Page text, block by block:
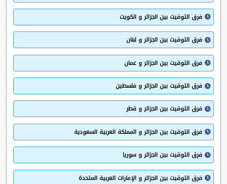
فرق التوقيت بين الجزائر و الكويت
فرق التوقيت بين الجزائر و لبنان
فرق التوقيت بين الجزائر و عمان
فرق التوقيت بين الجزائر و فلسطين
فرق التوقيت بين الجزائر و قطر
فرق التوقيت بين الجزائر و المملكة العربية السعودية
فرق التوقيت بين الجزائر و سوريا
فرق التوقيت بين الجزائر و الإمارات العربية المتحدة